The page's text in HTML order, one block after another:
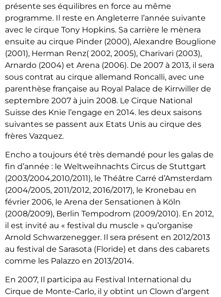
présente ses équilibres en force au même
programme. Il reste en Angleterre l’année suivante
avec le cirque Tony Hopkins. Sa carrière le mènera
ensuite au cirque Pinder (2000), Alexandre Bouglione
(2001), Herman Renz( 2002, 2005), Charivari (2003),
Arnardo (2004) et Arena (2006). De 2007 à 2013, il sera
sous contrat au cirque allemand Roncalli, avec une
parenthèse française au Royal Palace de Kirrwiller de
septembre 2007 à juin 2008. Le Cirque National
Suisse des Knie l’engage en 2014. les deux saisons
suivantes se passent aux Etats Unis au cirque des
frères Vazquez.
Encho a toujours été très demandé pour les galas de
fin d’année : le Weltweihnachts Circus de Stuttgart
(2003/2004,2010/2011), le Théâtre Carré d’Amsterdam
(2004/2005, 2011/2012, 2016/2017), le Kronebau en
février 2006, le Arena der Sensationen à Köln
(2008/2009), Berlin Tempodrom (2009/2010). En 2012,
il est invité au « festival du muscle » qu’organise
Arnold Schwarzenegger. Il sera présent en 2012/2013
au festival de Sarasota (Floride) et dans des cabarets
comme les Palazzo en 2013/2014.
En 2007, Il participa au Festival International du
Cirque de Monte-Carlo, il y obtint un Clown d’argent